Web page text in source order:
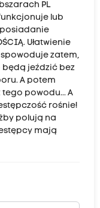
PL
lub
Ułatwienie
zatem,
będą jeździć bez
A potem
powodu... A
rośnie!
polują na
mają